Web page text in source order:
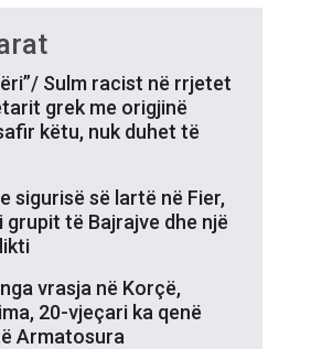
Sulm racist në rrjetet
grek me origjinë
këtu, nuk duhet të
sigurisë së lartë në Fier,
të Bajrajve dhe një
vrasja në Korçë,
20-vjeçari ka qenë
Armatosura